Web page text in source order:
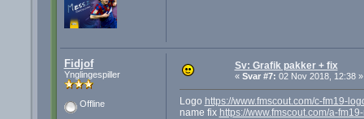
Fidjof
Ynglingespiller
Offline
Sv: Grafik pakker + fix
« Svar #7: 02 Nov 2018, 12:38 »
Logo https://www.fmscout.com/c-fm19-
name fix https://www.fmscout.com/a-